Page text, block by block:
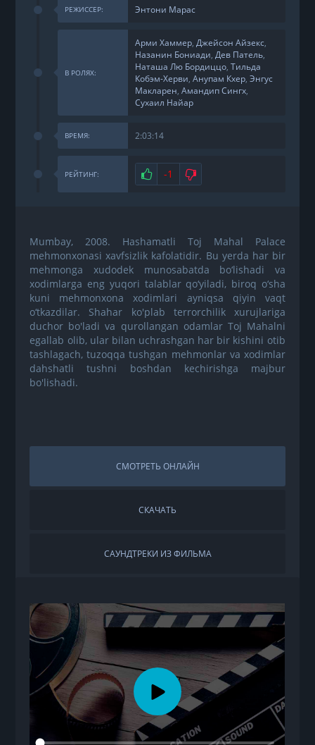
РЕЖИССЕР: Энтони Марас
В РОЛЯХ:
Арми Хаммер,Джейсон Айзекс,
Назанин Бониади,Дев Патель,
Наташа Лю Бордиццо,Тильда
Кобэм-Херви,Анупам Кхер,Энгус
Макларен,Амандип Сингх,
Сухаил Найар
ВРЕМЯ: 2:03:14
РЕЙТИНГ: Нравится
-1 Не нравится
Mumbay, 2008. Hashamatli Toj Mahal Palace
mehmonxonasi xavfsizlik kafolatidir. Bu yerda har bir
mehmonga xudodek munosabatda bo‘lishadi va
xodimlarga eng yuqori talablar qo‘yiladi, biroq o‘sha
kuni mehmonxona xodimlari ayniqsa qiyin vaqt
o‘tkazdilar. Shahar ko'plab terrorchilik xurujlariga
duchor bo'ladi va qurollangan odamlar Toj Mahalni
egallab olib, ular bilan uchrashgan har bir kishini otib
tashlagach, tuzoqqa tushgan mehmonlar va xodimlar
dahshatli tushni boshdan kechirishga majbur
bo'lishadi.
СМОТРЕТЬ ОНЛАЙН
СКАЧАТЬ
САУНДТРЕКИ ИЗ ФИЛЬМА